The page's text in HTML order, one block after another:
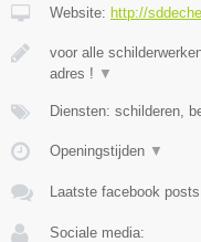
Website: http://
voor alle
adres ! ▼
Diensten: schilderen,
Openingstijden ▼
Laatste facebook posts
Sociale media: